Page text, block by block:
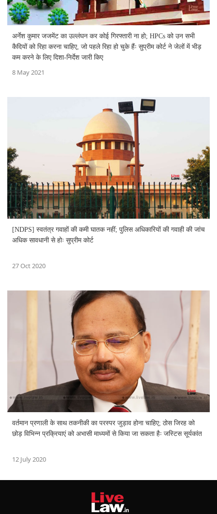
अर्नेश कुमार जजमेंट का उल्‍लंघन कर कोई गिरफ्तारी ना हो; HPCs को उन सभी
कैदियों को रिहा करना चाहिए, जो पहले रिहा हो चुके हैंः सुप्रीम कोर्ट ने जेलों में भीड़
कम करने के लिए दिशा-निर्देश जारी किए
8 May 2021
[NDPS] स्वतंत्र गवाहों की कमी घातक नहीं; पुलिस अधिकारियों की गवाही की जांच
अधिक सावधानी से होः सुप्रीम कोर्ट
27 Oct 2020
वर्तमान प्रणाली के साथ तकनीकी का परस्पर जुड़ाव होना चाहिए; ठोस जिरह को
छोड़ विभिन्न प्रक्रियाएं को अभासी माध्यमों से किया जा सकता हैः जस्टिस सूर्यकांत
12 July 2020